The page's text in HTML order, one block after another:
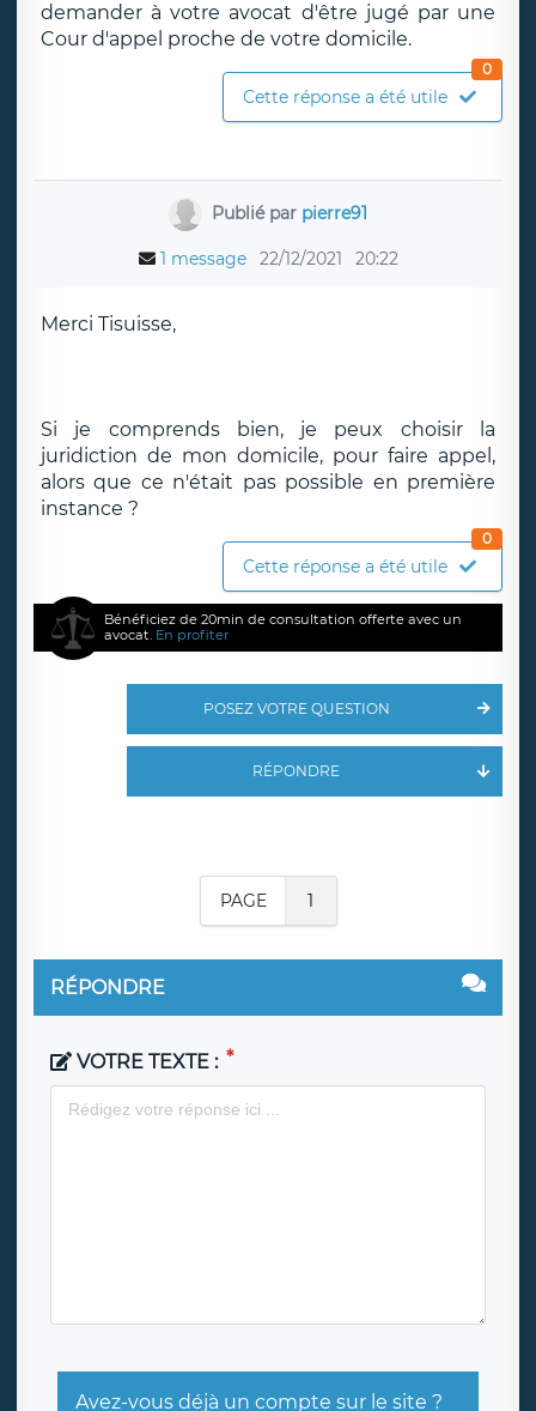
demander à votre avocat d'être jugé par une
Cour d'appel proche de votre domicile.
Cette réponse a été utile
0
Publié par pierre91
1 message 22/12/2021 20:22
Merci Tisuisse,
Si je comprends bien, je peux choisir la
juridiction de mon domicile, pour faire appel,
alors que ce n'était pas possible en première
instance ?
Cette réponse a été utile
0
Bénéficiez de 20min de consultation offerte avec un
avocat. En profiter
POSEZ VOTRE QUESTION
RÉPONDRE
PAGE 1
RÉPONDRE
VOTRE TEXTE :
Avez-vous déjà un compte sur le site ?